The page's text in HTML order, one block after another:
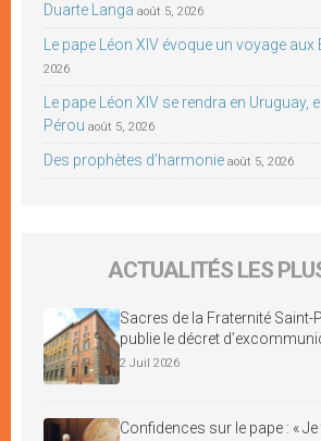
Duarte Langa août 5, 2026
Le pape Léon XIV évoque un voyage aux
2026
Le pape Léon XIV se rendra en Uruguay,
Pérou août 5, 2026
Des prophètes d’harmonie août 5, 2026
ACTUALITÉS LES
Sacres de la Fraternité Saint-
publie le décret
2 Juil 2026
Confidences sur le pape : «